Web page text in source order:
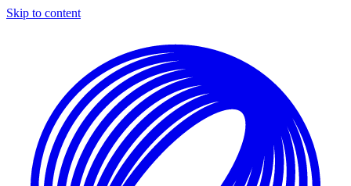
Skip to content